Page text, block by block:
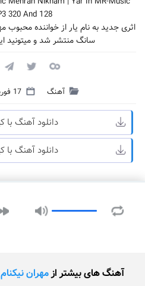
320 And 128
اثری جدید به نام یار از خواننده
سانگ منتشر شد و میتونید
آهنگ 17 فوریه 2026
دانلود آهنگ با
دانلود آهنگ با
آهنگ های بیشتر ازمهران نیکنام